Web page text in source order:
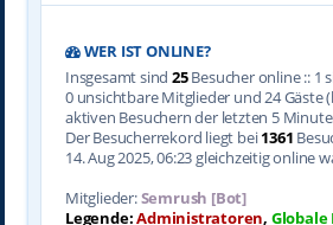
WER IST ONLINE?
Insgesamt sind 25Besucher online :: 1
0 unsichtbare Mitglieder und 24 Gäste
aktiven Besuchern der letzten 5
Der Besucherrekord liegt bei1361
14. Aug 2025, 06:23 gleichzeitig online
Mitglieder:Semrush [Bot]
Legende:Administratoren,